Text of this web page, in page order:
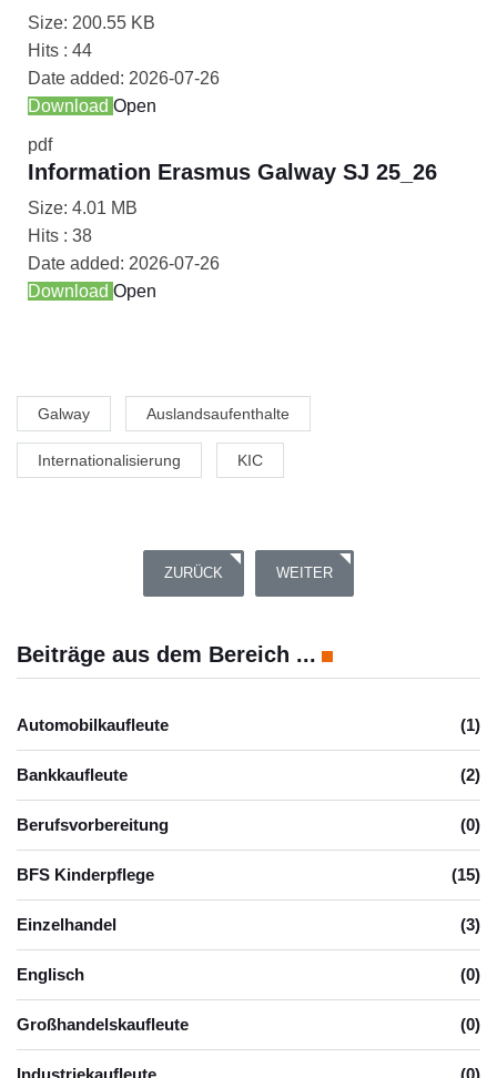
Size: 200.55 KB
Hits : 44
Date added: 2026-07-26
Download Open
pdf
Information Erasmus Galway SJ 25_26
Size: 4.01 MB
Hits : 38
Date added: 2026-07-26
Download Open
Galway Auslandsaufenthalte
Internationalisierung KIC
VORHERIGER BEITRAG: AUF ZUM
ZURÜCK NÄCHSTER BEITRAG:
WEITER
Beiträge aus dem Bereich ...
Automobilkaufleute (1)
Bankkaufleute (2)
Berufsvorbereitung (0)
BFS Kinderpflege (15)
Einzelhandel (3)
Englisch (0)
Großhandelskaufleute (0)
Industriekaufleute (0)